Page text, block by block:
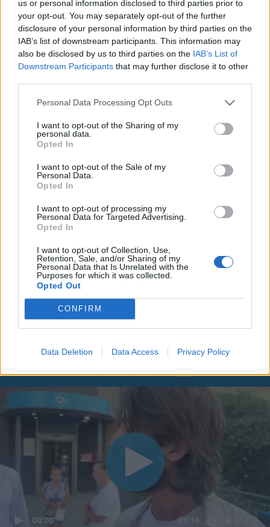
us or personal information disclosed to third parties prior to
your opt-out. You may separately opt-out of the further
disclosure of your personal information by third parties on the
IAB’s list of downstream participants. This information may
also be disclosed by us to third parties on the IAB’s List of
Downstream Participants that may further disclose it to other
Personal Data Processing Opt Outs
I want to opt-out of the Sharing of my
personal data.
Opted In
I want to opt-out of the Sale of my
Personal Data.
Opted In
I want to opt-out of processing my
Personal Data for Targeted Advertising.
Opted In
I want to opt-out of Collection, Use,
Retention, Sale, and/or Sharing of my
Personal Data that Is Unrelated with the
Purposes for which it was collected.
Opted Out
CONFIRM
Data Deletion Data Access Privacy Policy
00:00 01:16